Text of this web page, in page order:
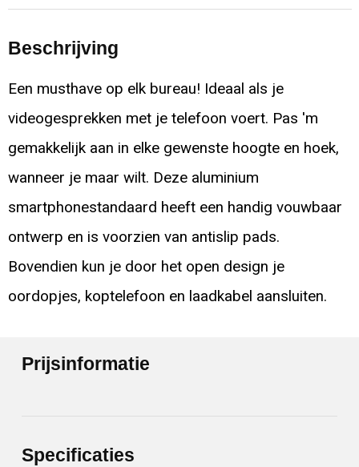
Beschrijving
Een musthave op elk bureau! Ideaal als je
videogesprekken met je telefoon voert. Pas 'm
gemakkelijk aan in elke gewenste hoogte en hoek,
wanneer je maar wilt. Deze aluminium
smartphonestandaard heeft een handig vouwbaar
ontwerp en is voorzien van antislip pads.
Bovendien kun je door het open design je
oordopjes, koptelefoon en laadkabel aansluiten.
Prijsinformatie
Specificaties